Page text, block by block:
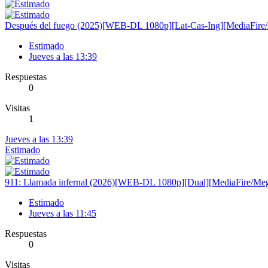
Después del fuego (2025)[WEB-DL 1080p][Lat-Cas-
Estimado
Jueves a las 13:39
Respuestas
0
Visitas
1
Jueves a las 13:39
Estimado
911: Llamada infernal (2026)[WEB-DL 1080p][Dual][MediaFire/
Estimado
Jueves a las 11:45
Respuestas
0
Visitas